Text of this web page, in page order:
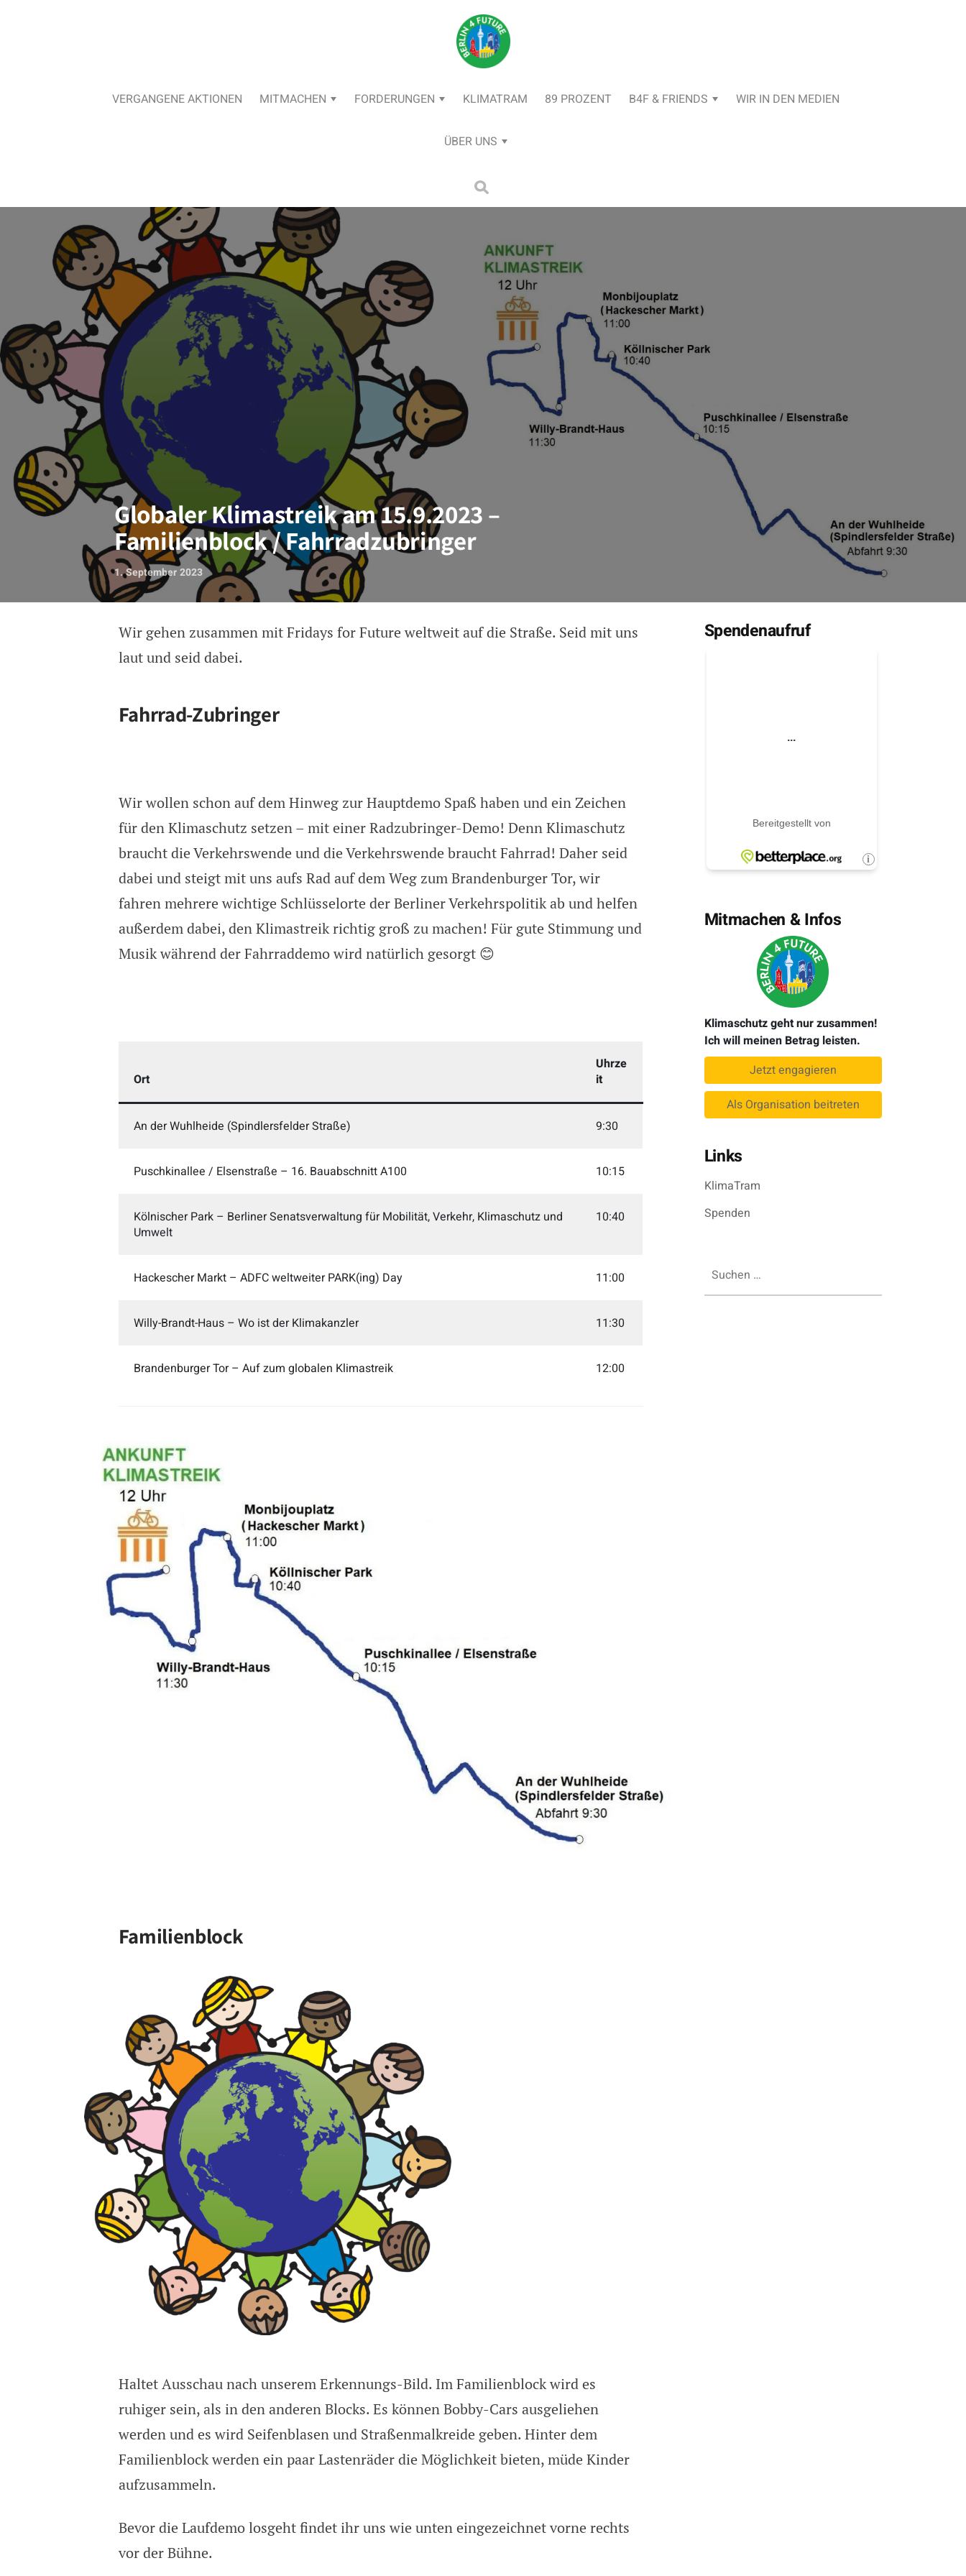
VERGANGENE AKTIONEN MITMACHEN FORDERUNGEN KLIMATRAM 89 PROZENT B4F & FRIENDS WIR IN DEN MEDIEN
ÜBER UNS
Globaler Klimastreik am 15.9.2023 –
Familienblock / Fahrradzubringer
1. September 2023
Globaler Klimastreik am 15.9.2023 – Familienblock / Fahrradzubringer
Wir gehen zusammen mit Fridays for Future weltweit auf die Straße. Seid mit uns
laut und seid dabei.
Fahrrad-Zubringer
Wir wollen schon auf dem Hinweg zur Hauptdemo Spaß haben und ein Zeichen
für den Klimaschutz setzen – mit einer Radzubringer-Demo! Denn Klimaschutz
braucht die Verkehrswende und die Verkehrswende braucht Fahrrad! Daher seid
dabei und steigt mit uns aufs Rad auf dem Weg zum Brandenburger Tor, wir
fahren mehrere wichtige Schlüsselorte der Berliner Verkehrspolitik ab und helfen
außerdem dabei, den Klimastreik richtig groß zu machen! Für gute Stimmung und
Musik während der Fahrraddemo wird natürlich gesorgt 😊
Ort
Uhrze
it
An der Wuhlheide (Spindlersfelder Straße) 9:30
Puschkinallee / Elsenstraße – 16. Bauabschnitt A100 10:15
Kölnischer Park – Berliner Senatsverwaltung für Mobilität, Verkehr, Klimaschutz und
Umwelt
10:40
Hackescher Markt – ADFC weltweiter PARK(ing) Day 11:00
Willy-Brandt-Haus – Wo ist der Klimakanzler 11:30
Brandenburger Tor – Auf zum globalen Klimastreik 12:00
Familienblock
Haltet Ausschau nach unserem Erkennungs-Bild. Im Familienblock wird es
ruhiger sein, als in den anderen Blocks. Es können Bobby-Cars ausgeliehen
werden und es wird Seifenblasen und Straßenmalkreide geben. Hinter dem
Familienblock werden ein paar Lastenräder die Möglichkeit bieten, müde Kinder
aufzusammeln.
Bevor die Laufdemo losgeht findet ihr uns wie unten eingezeichnet vorne rechts
vor der Bühne.
Spendenaufruf
Mitmachen & Infos
Klimaschutz geht nur zusammen!
Ich will meinen Betrag leisten.
Jetzt engagieren
Als Organisation beitreten
Links
KlimaTram
Spenden
nach: